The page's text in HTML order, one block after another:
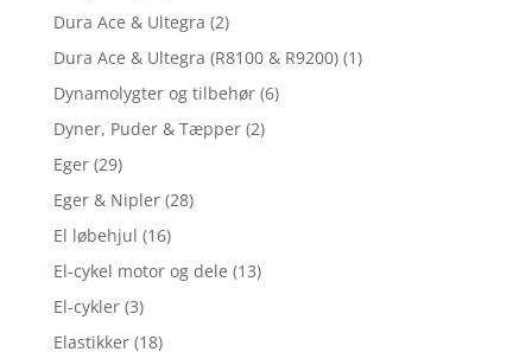
Dura Ace & Ultegra (2)
Dura Ace & Ultegra (R8100 & R9200) (1)
Dynamolygter og tilbehør (6)
Dyner, Puder & Tæpper (2)
Eger (29)
Eger & Nipler (28)
El løbehjul (16)
El-cykel motor og dele (13)
El-cykler (3)
Elastikker (18)